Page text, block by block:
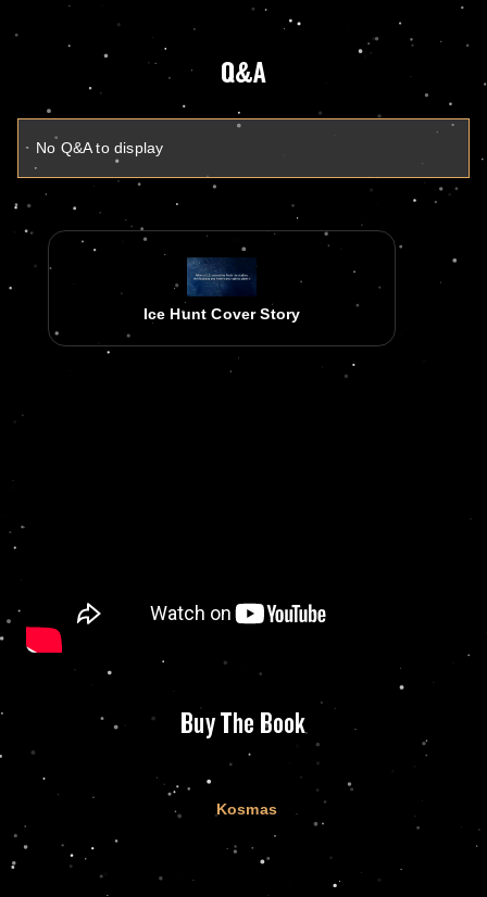
Q&A
No Q&A to display
Ice Hunt Cover Story
Buy The Book
Kosmas